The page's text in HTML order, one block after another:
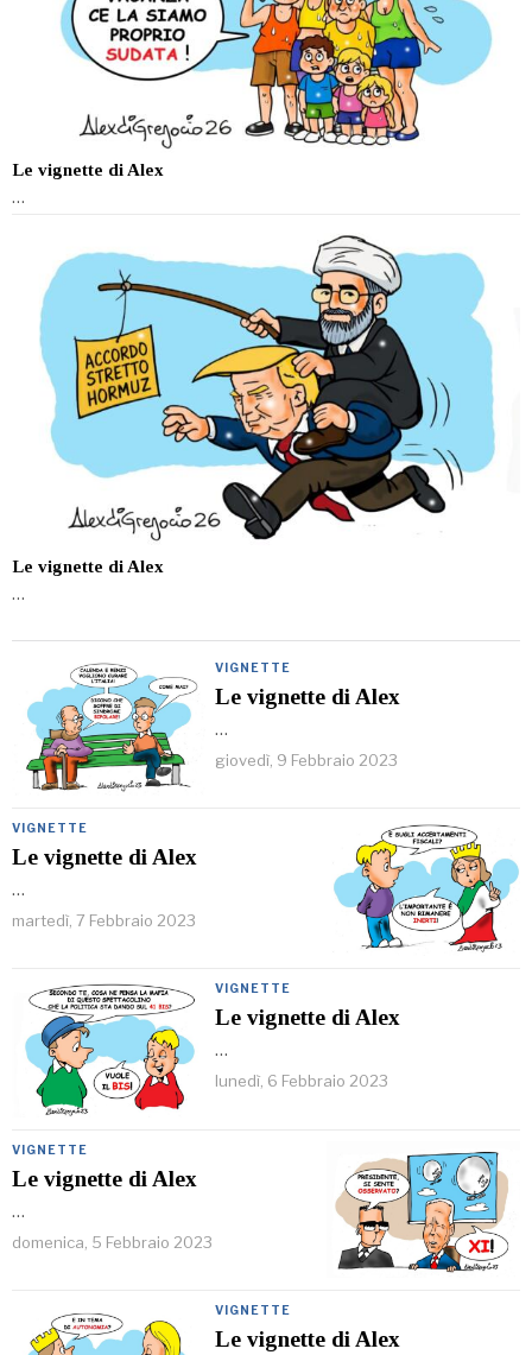
Le vignette di Alex
…
Le vignette di Alex
…
VIGNETTE
Le vignette di Alex
…
giovedì, 9 Febbraio 2023
VIGNETTE
Le vignette di Alex
…
martedì, 7 Febbraio 2023
VIGNETTE
Le vignette di Alex
…
lunedì, 6 Febbraio 2023
VIGNETTE
Le vignette di Alex
…
domenica, 5 Febbraio 2023
VIGNETTE
Le vignette di Alex